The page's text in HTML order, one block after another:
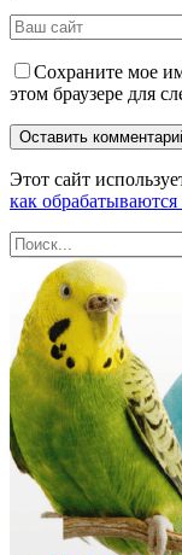
Сохраните мое
этом браузере для
Этот сайт
как